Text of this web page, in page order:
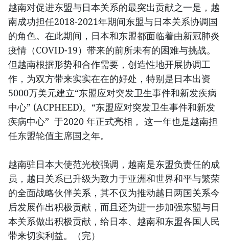
越南对促进东盟与日本关系的最突出贡献之一是，越
南成功担任2018-2021年期间东盟与日本关系协调国
的角色。在此期间，日本和东盟都面临着由新冠肺炎
疫情（COVID-19）带来的前所未有的困难与挑战。
但越南根据形势和合作需要，创造性地开展协调工
作，为双方带来实实在在的好处，特别是日本出资
5000万美元建立“东盟应对突发卫生事件和新发疾病
中心” (ACPHEED)。“东盟应对突发卫生事件和新发
疾病中心” 于2020 年正式亮相， 这一年也是越南担
任东盟轮值主席国之年。
越南驻日本大使范光校强调，越南是东盟负责任的成
员，越日关系已升级为致力于亚洲和世界和平与繁荣
的全面战略伙伴关系，其不仅为推动越日两国关系今
后发展作出积极贡献，而且还为进一步加强东盟与日
本关系做出积极贡献，给日本、越南和东盟各国人民
带来切实利益。（完）